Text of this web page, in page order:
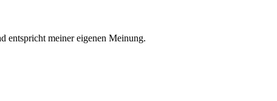
entspricht meiner eigenen Meinung.